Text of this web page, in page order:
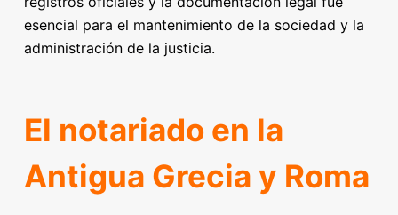
esencial para el mantenimiento de la sociedad y la
administración de la justicia.
El notariado en la
Antigua Grecia y Roma